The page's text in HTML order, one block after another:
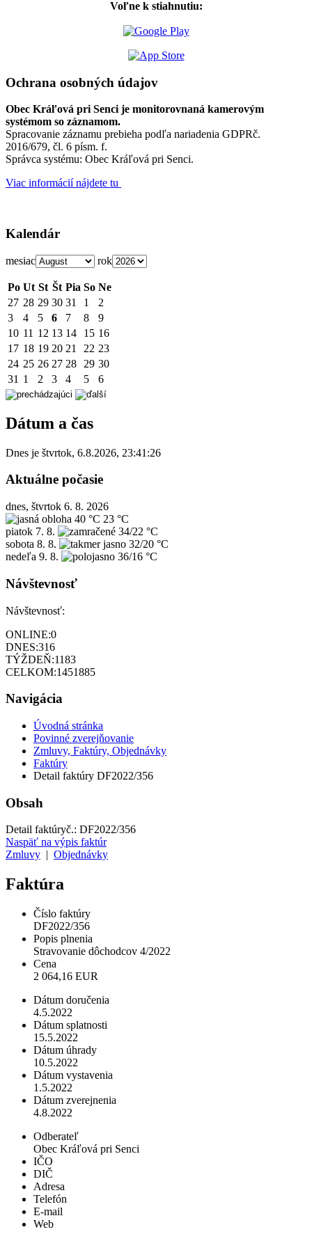
Voľne k stiahnutiu:
Ochrana osobných údajov
Obec Kráľová pri Senci je monitorovnaná kamerovým
systémom so záznamom.
Spracovanie záznamu prebieha podľa nariadenia GDPRč.
2016/679, čl. 6 písm. f.
Správca systému: Obec Kráľová pri Senci.
Viac informácií nájdete tu
Kalendár
mesiac rok
Po Ut St Št Pia So Ne
27 28 29 30 31 1
2
3
4 5 6 7 8
9
10 11 12 13 14 15 16
17 18 19 20 21 22 23
24 25 26 27 28 29 30
31 1 2 3 4 5 6
Dátum a čas
Dnes je štvrtok, 6.8.2026, 23:41:26
Aktuálne počasie
dnes, štvrtok 6. 8. 2026
40 °C 23 °C
piatok 7. 8.
34/22 °C
sobota 8. 8.
32/20 °C
nedeľa 9. 8. 36/16 °C
Návštevnosť
Návštevnosť:
ONLINE:0
DNES:316
TÝŽDEŇ:1183
CELKOM:1451885
Navigácia
Úvodná stránka
Povinné zverejňovanie
Zmluvy, Faktúry, Objednávky
Faktúry
Detail faktúry DF2022/356
Obsah
Detail faktúryč.: DF2022/356
Naspäť na výpis faktúr
Zmluvy
Objednávky
Faktúra
Číslo faktúry
DF2022/356
Popis plnenia
Stravovanie dôchodcov 4/2022
Cena
2 064,16 EUR
Dátum doručenia
4.5.2022
Dátum splatnosti
15.5.2022
Dátum úhrady
10.5.2022
Dátum vystavenia
1.5.2022
Dátum zverejnenia
4.8.2022
Odberateľ
Obec Kráľová pri Senci
IČO
DIČ
Adresa
Telefón
E-mail
Web